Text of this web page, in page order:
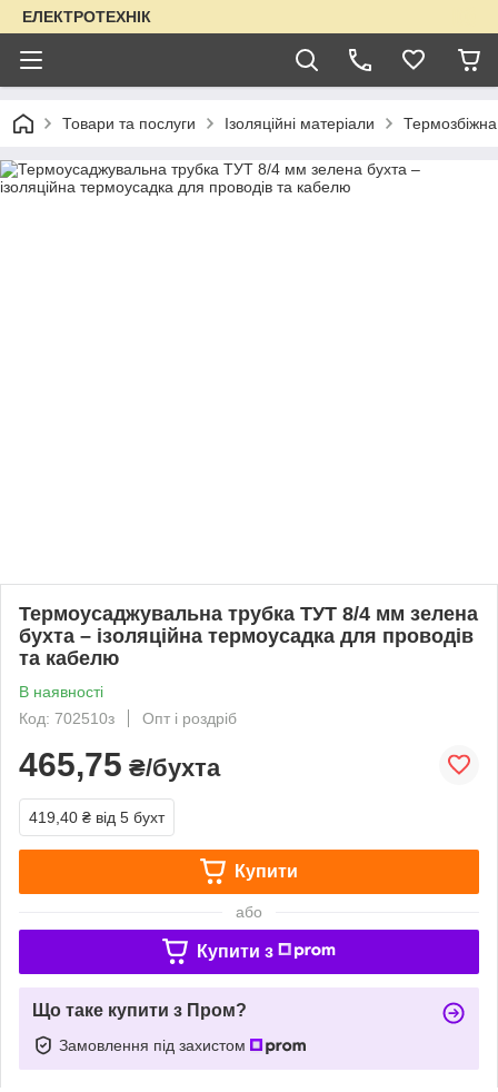
ЕЛЕКТРОТЕХНІК
Товари та послуги Ізоляційні матеріали
Термоусаджувальна трубка ТУТ 8/4 мм зелена
бухта – ізоляційна термоусадка для проводів
та кабелю
В наявності
Код: 702510з
Опт і роздріб
465,75 ₴/бухта
419,40 ₴ від 5 бухт
Купити
або
Купити з
Що таке купити з Пром?
Замовлення під захистом